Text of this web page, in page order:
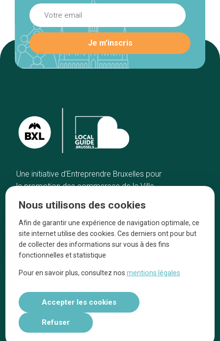
Une initiative d’Entreprendre Bruxelles pour
la promotion des commerces de la Ville
Accueil
Bonnes adresses
Quartiers
Blog
Tops 10
Artisans
A propos
On parle de nous
Nous utilisons des cookies
Afin de garantir une expérience de navigation optimale, ce
site internet utilise des cookies. Ces derniers ont pour but
de collecter des informations sur vous à des fins
fonctionnelles et statistique
Pour en savoir plus, consultez nosmentions légales
Accepter les cookies
Refuser